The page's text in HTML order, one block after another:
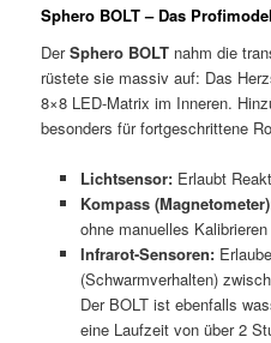
Sphero BOLT – Das
DerSphero BOLT nahm die
rüstete sie massiv auf: Das
8×8 LED-Matrix im Inneren.
besonders für fortgeschrittene
Lichtsensor:Erlaubt
Kompass
ohne manuelles Kalibrieren
Infrarot-Sensoren:
(Schwarmverhalten)
Der BOLT ist ebenfalls
eine Laufzeit von über 2